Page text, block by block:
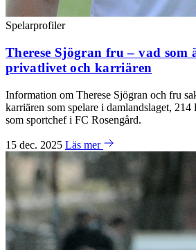
Spelarprofiler
Therese Sjögran fru – vad som
privatlivet och karriären
Information om Therese Sjögran och fru
karriären som spelare i damlandslaget,
som sportchef i FC Rosengård.
15 dec. 2025 Läs mer